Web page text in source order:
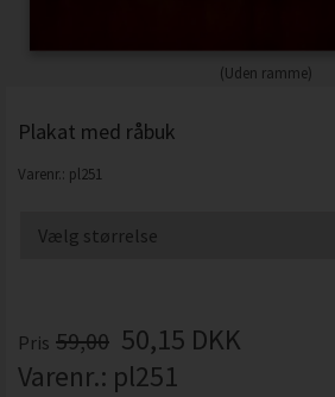
(Uden ramme)
Plakat med råbuk
Varenr.: pl251
Pris 59,00 50,15 DKK
Varenr.: pl251